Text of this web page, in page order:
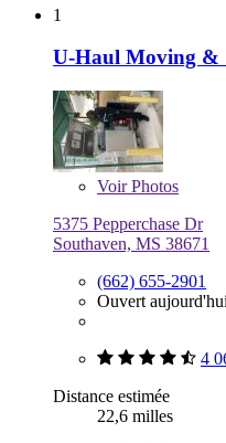
1
U-Haul Moving &
VoirPhotos
5375 Pepperchase Dr
Southaven, MS 38671
(662) 655-2901
Ouvert
4
Distance estimée
22,6 milles